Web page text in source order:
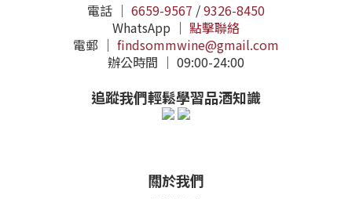
電話 ｜ 6659-9567 /9326-8450
WhatsApp ｜ 點擊聯絡
電郵 ｜ findsommwine@gmail.com
辦公時間 ｜ 09:00-24:00
追蹤我們輕鬆學習品酒知識
關於我們